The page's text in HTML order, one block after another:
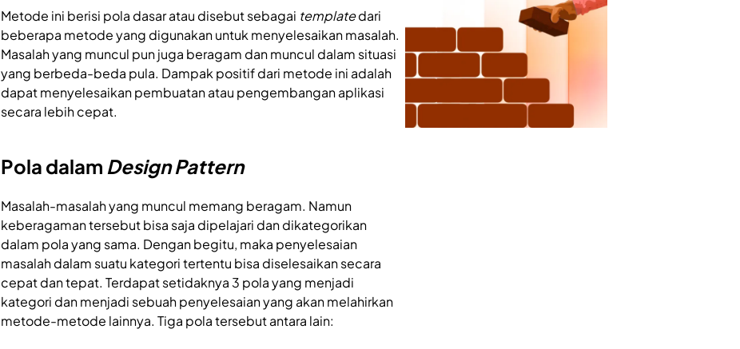
Metode ini berisi pola dasar atau disebut sebagai templatedari
beberapa metode yang digunakan untuk menyelesaikan masalah.
Masalah yang muncul pun juga beragam dan muncul dalam situasi
yang berbeda-beda pula. Dampak positif dari metode ini adalah
dapat menyelesaikan pembuatan atau pengembangan aplikasi
secara lebih cepat.
Pola dalam Design Pattern
Masalah-masalah yang muncul memang beragam. Namun
keberagaman tersebut bisa saja dipelajari dan dikategorikan
dalam pola yang sama. Dengan begitu, maka penyelesaian
masalah dalam suatu kategori tertentu bisa diselesaikan secara
cepat dan tepat. Terdapat setidaknya 3 pola yang menjadi
kategori dan menjadi sebuah penyelesaian yang akan melahirkan
metode-metode lainnya. Tiga pola tersebut antara lain: